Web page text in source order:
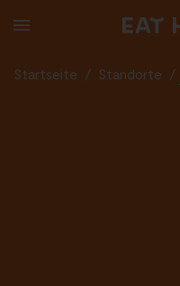
TO
Startseite / Standorte /